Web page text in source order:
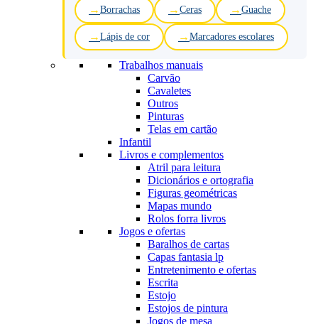
Borrachas Ceras Guache
Lápis de cor Marcadores escolares
Trabalhos manuais
Carvão
Cavaletes
Outros
Pinturas
Telas em cartão
Infantil
Livros e complementos
Atril para leitura
Dicionários e ortografia
Figuras geométricas
Mapas mundo
Rolos forra livros
Jogos e ofertas
Baralhos de cartas
Capas fantasia lp
Entretenimento e ofertas
Escrita
Estojo
Estojos de pintura
Jogos de mesa